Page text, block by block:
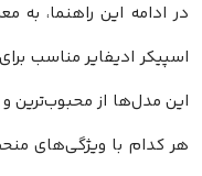
راهنما، به معرفی و
مناسب برای کامپیوتر و
محبوب‌ترین و کارآمدترین
منحصر به فرد